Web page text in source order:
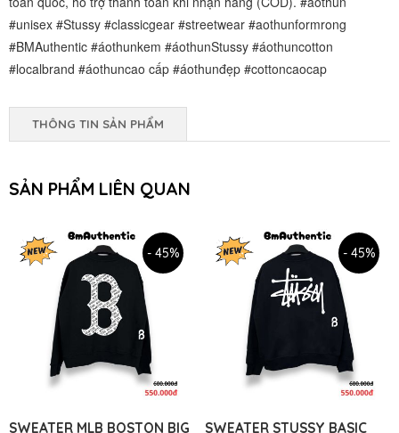
#unisex #Stussy #classicgear #streetwear #aothunformrong
#BMAuthentic #áothunkem #áothunStussy #áothuncotton
#localbrand #áothuncao cấp #áothunđẹp #cottoncaocap
THÔNG TIN SẢN PHẨM
SẢN PHẨM LIÊN QUAN
- 45%
SWEATER MLB BOSTON BIG
- 45%
SWEATER STUSSY BASIC